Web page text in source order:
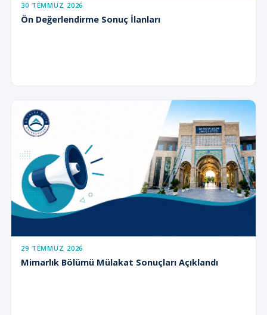
30 TEMMUZ 2026
Ön Değerlendirme Sonuç İlanları
29 TEMMUZ 2026
Mimarlık Bölümü Mülakat Sonuçları Açıklandı